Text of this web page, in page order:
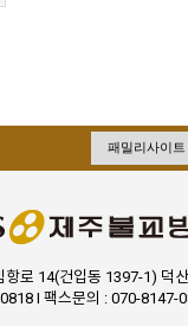
로 14(건입동 1397-1) 덕
I 팩스문의 : 070-8147-